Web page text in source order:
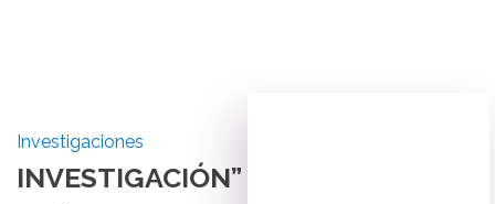
Investigaciones
INVESTIGACIÓN”